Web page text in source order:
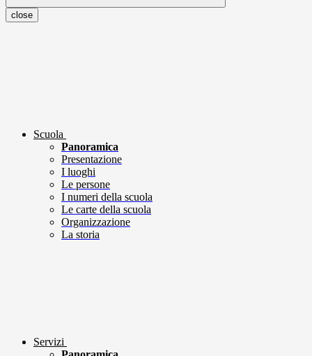
close
Scuola
Panoramica
Presentazione
I luoghi
Le persone
I numeri della scuola
Le carte della scuola
Organizzazione
La storia
Servizi